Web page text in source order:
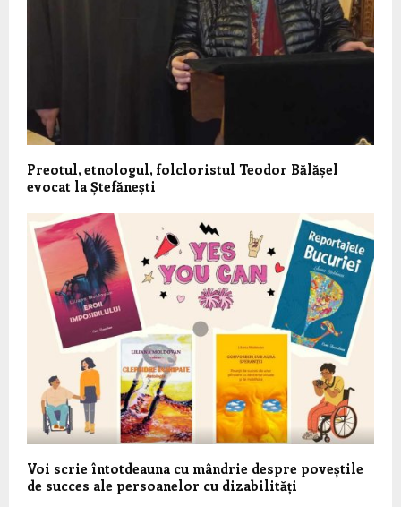
Preotul, etnologul, folcloristul Teodor Bălășel
evocat la Ștefănești
Voi scrie întotdeauna cu mândrie despre poveștile
de succes ale persoanelor cu dizabilități